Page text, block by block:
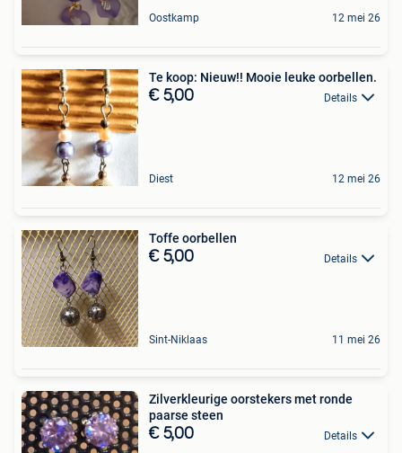
Oostkamp 12 mei 26
Te koop: Nieuw!! Mooie leuke oorbellen.
€ 5,00 Details
Diest 12 mei 26
Toffe oorbellen
€ 5,00 Details
Sint-Niklaas 11 mei 26
Zilverkleurige oorstekers met ronde
paarse steen
€ 5,00 Details